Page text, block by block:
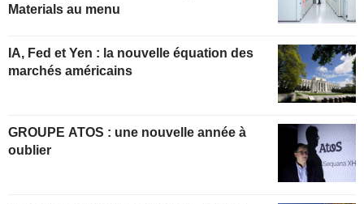
Materials au menu
IA, Fed et Yen : la nouvelle équation des
marchés américains
GROUPE ATOS : une nouvelle année à
oublier